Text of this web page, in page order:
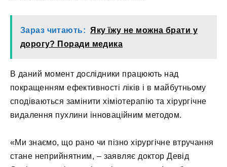
Зараз читають: Яку їжу не можна брати у
дорогу? Поради медика
В даний момент дослідники працюють над
покращенням ефективності ліків і в майбутньому
сподіваються замінити хіміотерапію та хірургічне
видалення пухлини інноваційним методом.
«Ми знаємо, що рано чи пізно хірургічне втручання
стане неприйнятним, – заявляє доктор Девід